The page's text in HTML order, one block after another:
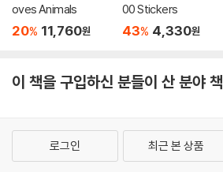
oves Animals
20% 11,760원
00 Stickers
43% 4,330원
이 책을 구입하신 분들이 산 분야 책
로그인 최근 본 상품